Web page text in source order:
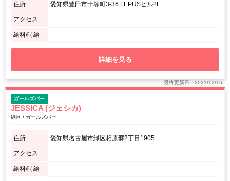
住所 愛知県豊田市十塚町3-36 LEPUSビル2F
アクセス
給料/時給
詳細を見る
最終更新日：2021/12/16
ガールズバー
JESSICA (ジェシカ)
緑区 / ガールズバー
住所 愛知県名古屋市緑区相原郷2丁目1905
アクセス
給料/時給